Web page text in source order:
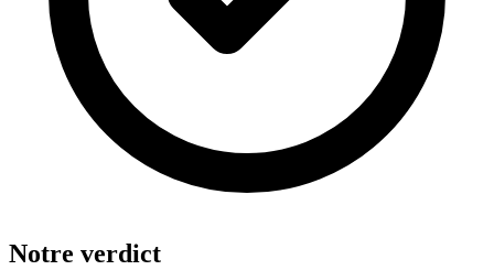
Notre verdict